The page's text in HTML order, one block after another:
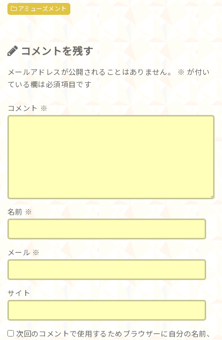
アミューズメント
コメントを残す
メールアドレスが公開されることはありません。 ※ が付い
ている欄は必須項目です
コメント ※
名前 ※
メール ※
サイト
次回のコメントで使用するためブラウザーに自分の名前、